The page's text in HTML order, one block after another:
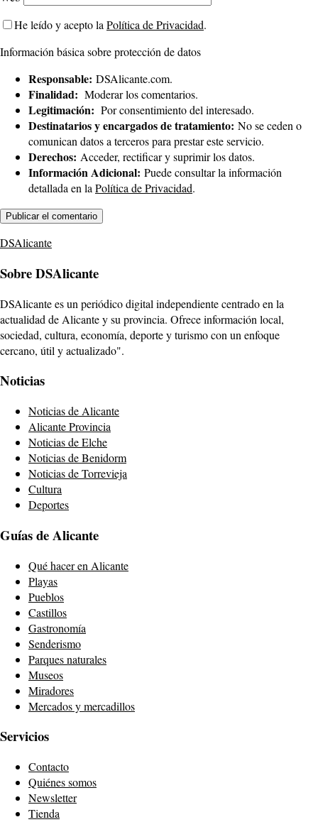
He leído y acepto laPolítica de Privacidad.
Información básica sobre protección de datos
Responsable: DSAlicante.com.
Finalidad: Moderar los comentarios.
Legitimación: Por consentimiento del interesado.
Destinatarios y encargados de tratamiento: No se ceden o
comunican datos a terceros para prestar este servicio.
Derechos: Acceder, rectificar y suprimir los datos.
Información Adicional: Puede consultar la información
detallada en laPolítica de Privacidad.
DSAlicante
Sobre DSAlicante
DSAlicante es un periódico digital independiente centrado en la
actualidad de Alicante y su provincia. Ofrece información local,
sociedad, cultura, economía, deporte y turismo con un enfoque
cercano, útil y actualizado".
Noticias
Noticias de Alicante
Alicante Provincia
Noticias de Elche
Noticias de Benidorm
Noticias de Torrevieja
Cultura
Deportes
Guías de Alicante
Qué hacer en Alicante
Playas
Pueblos
Castillos
Gastronomía
Senderismo
Parques naturales
Museos
Miradores
Mercados y mercadillos
Servicios
Contacto
Quiénes somos
Newsletter
Tienda